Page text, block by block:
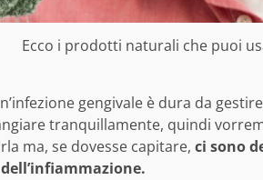
Ecco i prodotti naturali che puoi
gengivale è dura da
tranquillamente, quindi
ma, se dovesse capitare, ci sono